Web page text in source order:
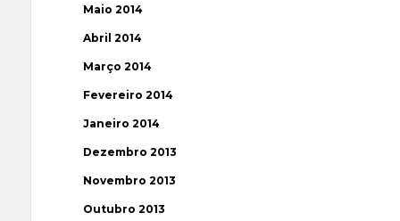
Maio 2014
Abril 2014
Março 2014
Fevereiro 2014
Janeiro 2014
Dezembro 2013
Novembro 2013
Outubro 2013